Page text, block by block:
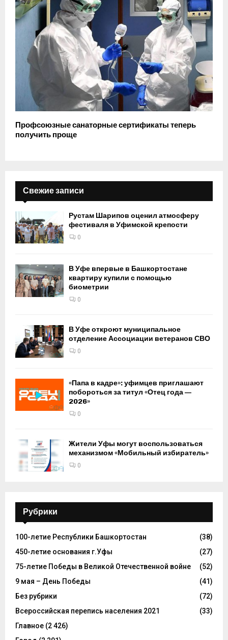
Профсоюзные санаторные сертификаты теперь
получить проще
Свежие записи
Рустам Шарипов оценил атмосферу
фестиваля в Уфимской крепости
0
В Уфе впервые в Башкортостане
квартиру купили с помощью
биометрии
0
В Уфе откроют муниципальное
отделение Ассоциации ветеранов СВО
0
«Папа в кадре»: уфимцев приглашают
побороться за титул «Отец года —
2026»
0
Жители Уфы могут воспользоваться
механизмом «Мобильный избиратель»
0
Рубрики
100-летие Республики Башкортостан
(38)
450-летие основания г.Уфы
(27)
75-летие Победы в Великой Отечественной войне
(52)
9 мая – День Победы
(41)
Без рубрики
(72)
Всероссийская перепись населения 2021
(33)
Главное (2 426)